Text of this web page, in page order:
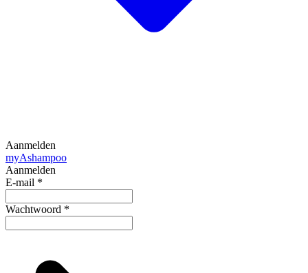
Aanmelden
myAshampoo
Aanmelden
E-mail *
Wachtwoord *